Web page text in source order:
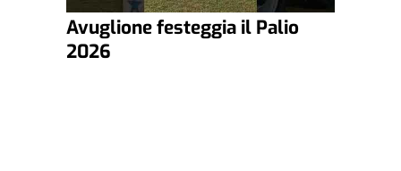
Avuglione festeggia il Palio
2026